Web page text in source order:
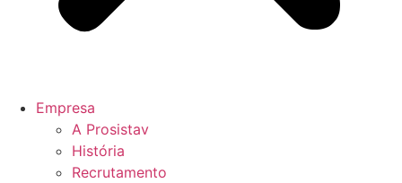
Empresa
A Prosistav
História
Recrutamento